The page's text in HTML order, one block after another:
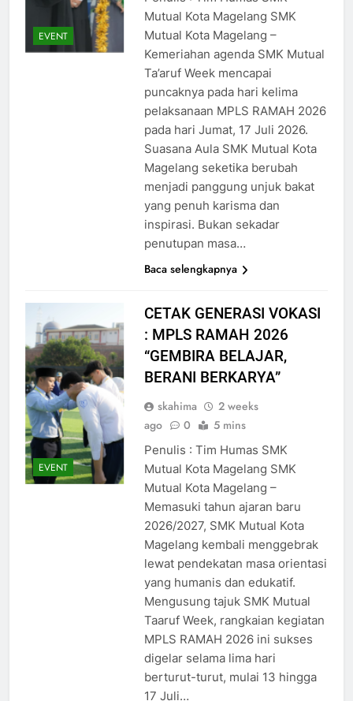
EVENT
Mutual Kota Magelang SMK
Mutual Kota Magelang –
Kemeriahan agenda SMK Mutual
Ta’aruf Week mencapai
puncaknya pada hari kelima
pelaksanaan MPLS RAMAH 2026
pada hari Jumat, 17 Juli 2026.
Suasana Aula SMK Mutual Kota
Magelang seketika berubah
menjadi panggung unjuk bakat
yang penuh karisma dan
inspirasi. Bukan sekadar
penutupan masa…
Baca selengkapnya
EVENT
CETAK GENERASI VOKASI
: MPLS RAMAH 2026
“GEMBIRA BELAJAR,
BERANI BERKARYA”
skahima
2 weeks
ago
0 5 mins
Penulis : Tim Humas SMK
Mutual Kota Magelang SMK
Mutual Kota Magelang –
Memasuki tahun ajaran baru
2026/2027, SMK Mutual Kota
Magelang kembali menggebrak
lewat pendekatan masa orientasi
yang humanis dan edukatif.
Mengusung tajuk SMK Mutual
Taaruf Week, rangkaian kegiatan
MPLS RAMAH 2026 ini sukses
digelar selama lima hari
berturut-turut, mulai 13 hingga
17 Juli…